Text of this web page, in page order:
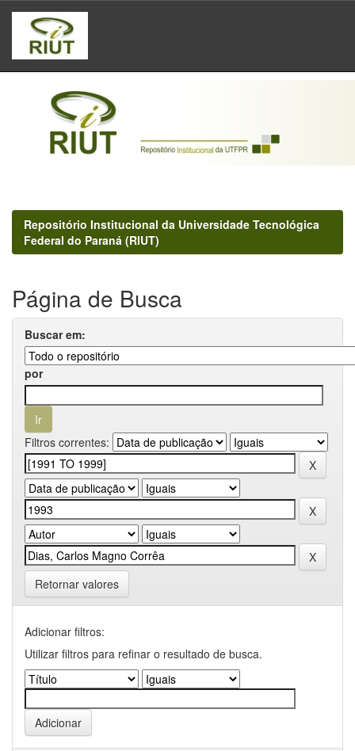
Skip
navigation
Repositório Institucional da Universidade Tecnológica
Federal do Paraná (RIUT)
Página de Busca
Buscar em:
por
Filtros correntes:
Retornar valores
Adicionar filtros:
Utilizar filtros para refinar o resultado de busca.